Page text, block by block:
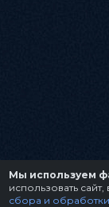
Мы используем
использовать
сбора и